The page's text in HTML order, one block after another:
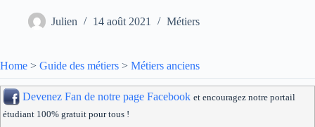
Julien 14 août 2021 Métiers
Home > Guide des métiers > Métiers anciens
Devenez Fan de notre page Facebook et encouragez notre portail
étudiant 100% gratuit pour tous !